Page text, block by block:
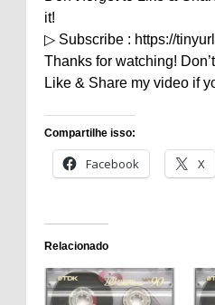
it!
▷ Subscribe : https://
Thanks for watching!
Like & Share my video if
Compartilhe isso:
Facebook X
Relacionado